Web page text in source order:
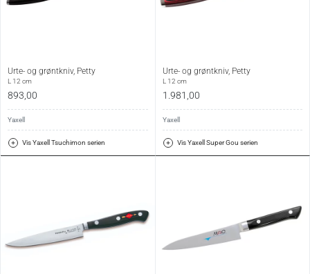
Urte- og grøntkniv, Petty
L 12 cm
893,00
Yaxell
Vis Yaxell Tsuchimon serien
Urte- og grøntkniv, Petty
L 12 cm
1.981,00
Yaxell
Vis Yaxell Super Gou serien